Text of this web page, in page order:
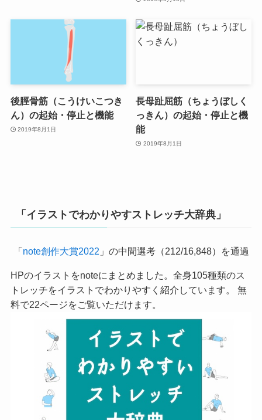
後脛骨筋（こうけいこつき
ん）の起始・停止と機能
2019年8月1日
長母趾屈筋（ちょうぼしく
っきん）の起始・停止と機
能
2019年8月1日
「イラストでわかりやすストレッチ大辞典」
「note創作大賞2022 」の中間選考（212/16,848）を通過
HPのイラストをnoteにまとめました。全身105種類のス
トレッチをイラストでわかりやすく紹介しています。 無
料で22ページをご覧いただけます。